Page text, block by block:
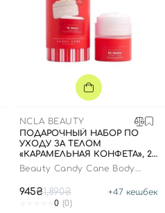
NCLA BEAUTY
ПОДАРОЧНЫЙ НАБОР ПО
УХОДУ ЗА ТЕЛОМ
«КАРАМЕЛЬНАЯ КОНФЕТА», 2
В 1
Beauty Candy Cane Body
945₴1,890₴ +47 кешбек
0 (0)